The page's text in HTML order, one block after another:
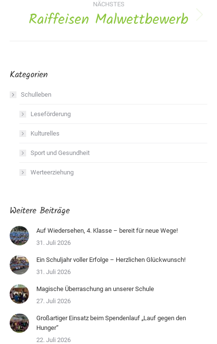
NÄCHSTES
Nächstes
Raiffeisen Malwettbewerb
Kategorien
Schulleben
Leseförderung
Kulturelles
Sport und Gesundheit
Werteerziehung
Weitere Beiträge
Auf Wiedersehen, 4. Klasse – bereit für neue Wege!
31. Juli 2026
Ein Schuljahr voller Erfolge – Herzlichen Glückwunsch!
31. Juli 2026
Magische Überraschung an unserer Schule
27. Juli 2026
Großartiger Einsatz beim Spendenlauf „Lauf gegen den
Hunger“
22. Juli 2026